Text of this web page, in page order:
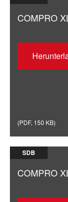
COMPRO
(PDF, 150 KB)
SDB
COMPRO